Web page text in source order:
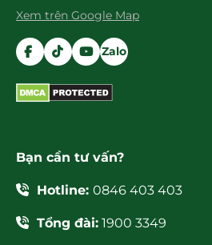
Xem trên Google Map
Zalo
Bạn cần tư vấn?
Hotline: 0846 403 403
Tổng đài: 1900 3349